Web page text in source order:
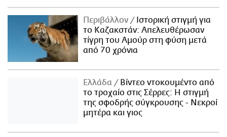
Περιβάλλον
Ιστορική στιγμή για
το Καζακστάν: Απελευθέρωσαν
τίγρη του Αμούρ στη φύση μετά
από 70 χρόνια
Ελλάδα
Βίντεο ντοκουμέντο από
το τροχαίο στις Σέρρες: Η στιγμή
της σφοδρής σύγκρουσης - Νεκροί
μητέρα και γιος